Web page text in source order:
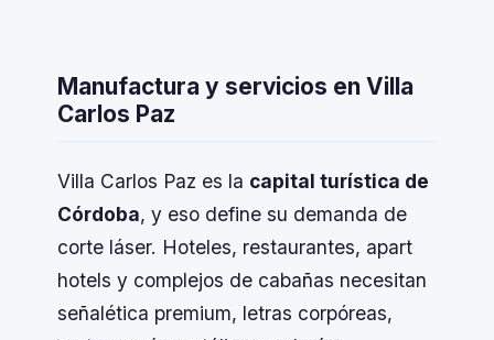
Manufactura y servicios en Villa
Carlos Paz
Villa Carlos Paz es la capital turística de
Córdoba, y eso define su demanda de
corte láser. Hoteles, restaurantes, apart
hotels y complejos de cabañas necesitan
señalética premium, letras corpóreas,